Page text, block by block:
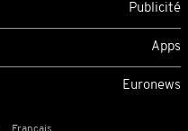
Publicité
Apps
Euronews